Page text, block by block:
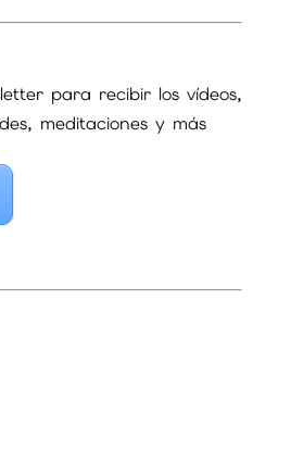
para recibir los vídeos,
meditaciones y más